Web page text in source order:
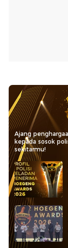
Ajang
kepada sosok
sekitarmu!